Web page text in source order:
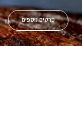
פרטים נוספים